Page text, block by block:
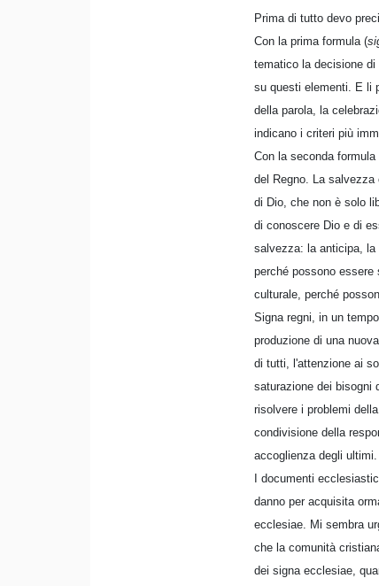
Prima di tutto devo
Con la prima formula (
tematico la decisione
su questi elementi. E li
della parola, la
indicano i criteri più
Con la seconda formula
del Regno. La
di Dio, che non è solo
di conoscere Dio e di
salvezza: la anticipa,
perché possono
culturale, perché
Signa regni, in un
produzione di una
di tutti, l'attenzione ai
saturazione dei bisogni
risolvere i problemi
condivisione della
accoglienza degli ultimi.
I documenti
danno per acquisita
ecclesiae. Mi sembra
che la comunità
dei signa ecclesiae,